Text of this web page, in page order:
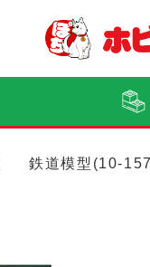
鉄道模型(10-